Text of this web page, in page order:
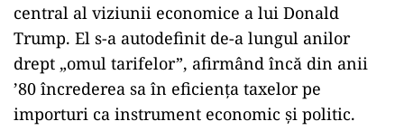
central al viziunii economice a lui Donald
Trump. El s-a autodefinit de-a lungul anilor
drept „omul tarifelor”, afirmând încă din anii
’80 încrederea sa în eficiența taxelor pe
importuri ca instrument economic și politic.